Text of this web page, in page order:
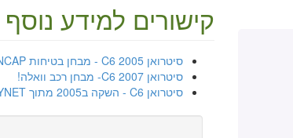
קישורים למידע נוסף
סיטרואן C6 2005 - מבחן בטיחות EURONCAP
סיטרואן C6 2007- מבחן רכב וואלה!
סיטרואן C6 - השקה ב2005 מתוך YNET